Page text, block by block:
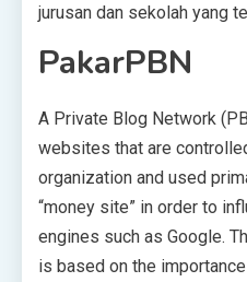
jurusan dan sekolah yang
PakarPBN
A Private Blog Network
websites that are
organization and used
“money site” in order to
engines such as Google.
is based on the